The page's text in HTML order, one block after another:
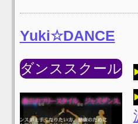
Yuki☆DANCE
ダンススクール